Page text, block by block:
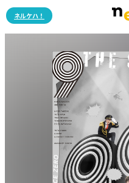
ネルケハ！